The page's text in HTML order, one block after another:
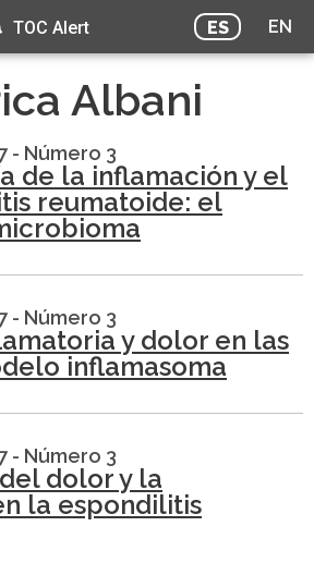
ES EN
TOC Alert
Albani
- Número 3
de la inflamación y el
reumatoide: el
- Número 3
y dolor en las
inflamasoma
- Número 3
dolor y la
la espondilitis